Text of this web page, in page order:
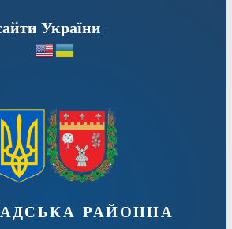
України
районна